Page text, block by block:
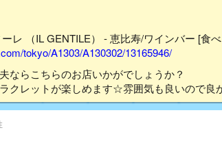
レ （IL GENTILE） - 恵比寿/ワインバー [食
tokyo/A1303/A130302/13165946/
ならこちらのお店いかがでしょうか？
クレットが楽しめます☆雰囲気も良いので良